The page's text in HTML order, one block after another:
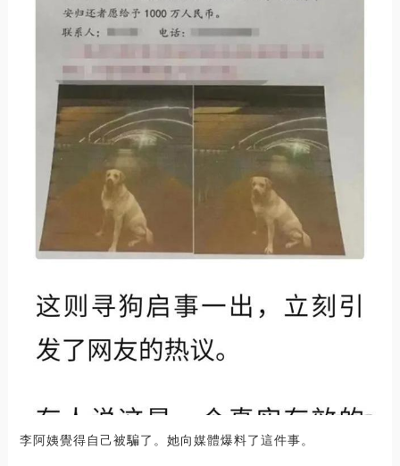
李阿姨覺得自己被騙了。她向媒體爆料了這件事。